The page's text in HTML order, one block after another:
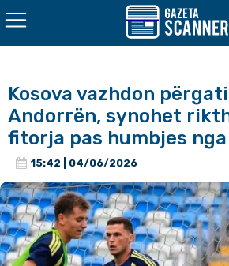
Kosova vazhdon
Andorrën, synohet
fitorja pas humbjes nga
15:42 | 04/06/2026